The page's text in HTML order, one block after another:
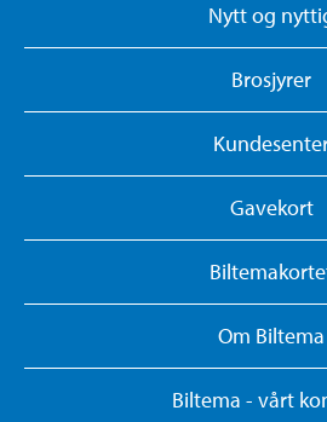
Nytt og
Brosjyrer
Gavekort
Om Biltema
Biltema - vårt